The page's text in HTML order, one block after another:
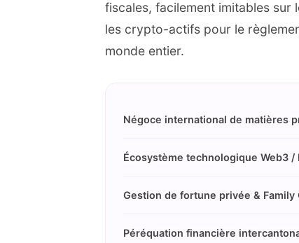
fiscales, facilement imitables
les crypto-actifs pour le
monde entier.
Négoce international de matières
Écosystème technologique Web3 /
Gestion de fortune privée & Family
Péréquation financière